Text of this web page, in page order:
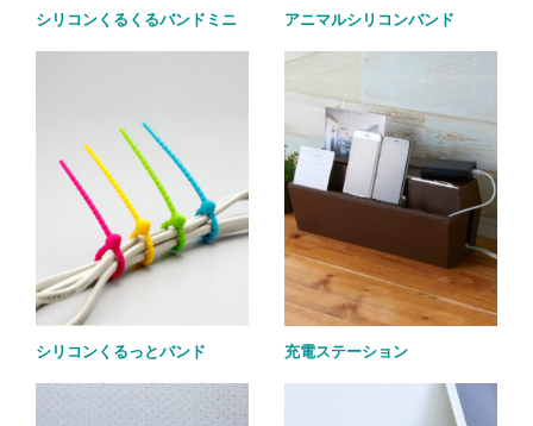
シリコンくるくるバンドミニ アニマルシリコンバンド
シリコンくるっとバンド 充電ステーション